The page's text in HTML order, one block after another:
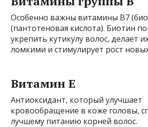
Особенно важны витамины B7
(пантотеновая кислота). Биотин
укрепить кутикулу волос, делает
ломкими и стимулирует рост
Витамин E
Антиоксидант, который улучшает
кровообращение в коже головы,
лучшему питанию корней волос.